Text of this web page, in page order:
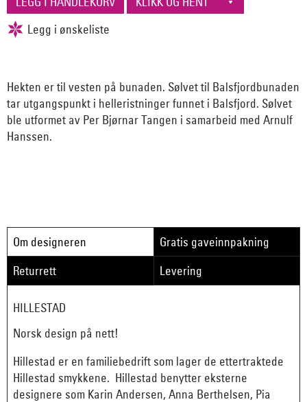
Hekten er til vesten på bunaden. Sølvet til Balsfjordbunaden
tar utgangspunkt i helleristninger funnet i Balsfjord. Sølvet
ble utformet av Per Bjørnar Tangen i samarbeid med Arnulf
Hanssen.
Om designeren
Gratis gaveinnpakning
Returrett
Levering
HILLESTAD
Norsk design på nett!
Hillestad er en familiebedrift som lager de ettertraktede
Hillestad smykkene. Hillestad benytter eksterne
designere som Karin Andersen, Anna Berthelsen, Pia